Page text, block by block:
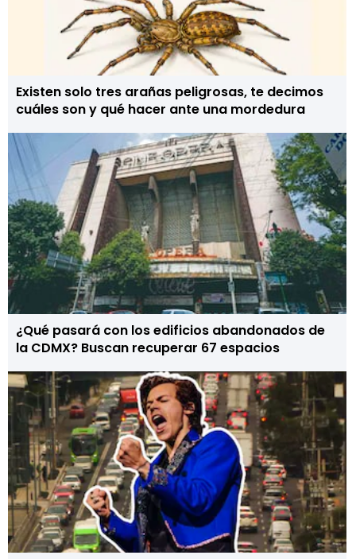
Existen solo tres arañas peligrosas, te decimos
cuáles son y qué hacer ante una mordedura
¿Qué pasará con los edificios abandonados de
la CDMX? Buscan recuperar 67 espacios